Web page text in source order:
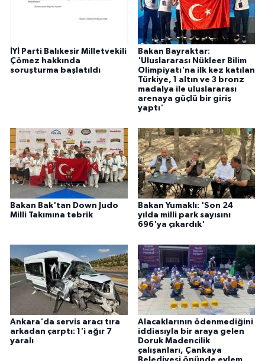
İYİ Parti Balıkesir Milletvekili
Çömez hakkında
soruşturma başlatıldı
Bakan Bayraktar:
'Uluslararası Nükleer Bilim
Olimpiyatı'na ilk kez katılan
Türkiye, 1 altın ve 3 bronz
madalya ile uluslararası
arenaya güçlü bir giriş
yaptı'
Bakan Bak'tan Down Judo
Milli Takımına tebrik
Bakan Yumaklı: 'Son 24
yılda milli park sayısını
696'ya çıkardık'
Ankara'da servis aracı tıra
arkadan çarptı: 1'i ağır 7
yaralı
Alacaklarının ödenmediğini
iddiasıyla bir araya gelen
Doruk Madencilik
çalışanları, Çankaya